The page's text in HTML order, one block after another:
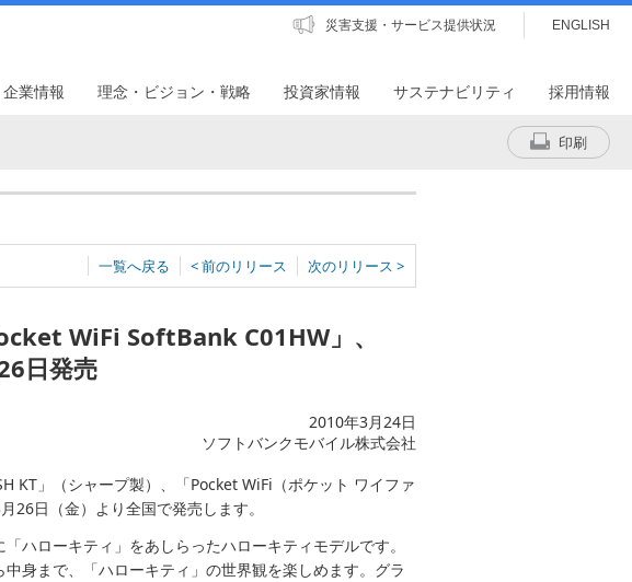
災害支援・サービス提供状況 ENGLISH
企業情報 理念・ビジョン・戦略 投資家情報 サステナビリティ 採用情報
印刷
一覧へ戻る < 前のリリース 次のリリース >
WiFi SoftBank C01HW」、
日発売
2010年3月24日
ソフトバンクモバイル株式会社
KT」（シャープ製）、「Pocket WiFi（ポケット ワイファ
日（金）より全国で発売します。
ハローキティ」をあしらったハローキティモデルです。
身まで、「ハローキティ」の世界観を楽しめます。グラ